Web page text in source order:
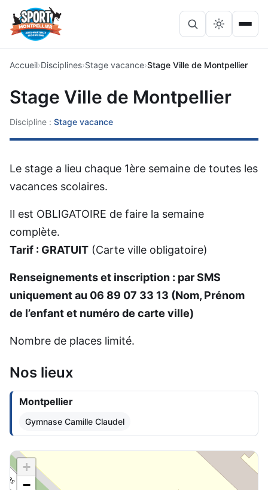
le
menu
Rechercher
sur
le
Lancer
la
recherche
Accueil Disciplines Stage vacance Stage Ville de Montpellier
Stage Ville de Montpellier
Discipline : Stage vacance
Le stage a lieu chaque 1ère semaine de toutes les
vacances scolaires.
Il est OBLIGATOIRE de faire la semaine
complète.
Tarif : GRATUIT (Carte ville obligatoire)
Renseignements et inscription : par SMS
uniquement au 06 89 07 33 13 (Nom, Prénom
de l’enfant et numéro de carte ville)
Nombre de places limité.
Nos lieux
Montpellier
Gymnase Camille Claudel
+
−